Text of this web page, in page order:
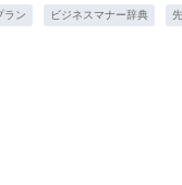
ラン ビジネスマナー辞典